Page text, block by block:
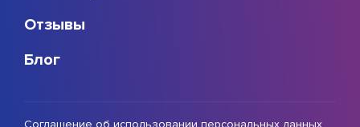
Отзывы
Блог
Соглашение об использовании персональных данных